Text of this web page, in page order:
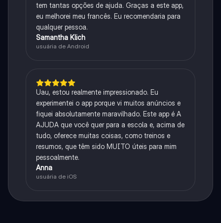
tem tantas opções de ajuda. Graças a este app,
eu melhorei meu francês. Eu recomendaria para
qualquer pessoa.
Samantha Klich
usuária de Android
Uau, estou realmente impressionado. Eu
experimentei o app porque vi muitos anúncios e
fiquei absolutamente maravilhado. Este app é A
AJUDA que você quer para a escola e, acima de
tudo, oferece muitas coisas, como treinos e
resumos, que têm sido MUITO úteis para mim
pessoalmente.
Anna
usuária de iOS